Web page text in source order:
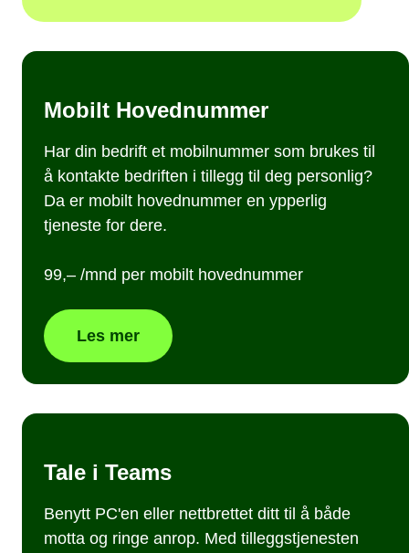
Mobilt Hovednummer
Har din bedrift et mobilnummer som brukes til
å kontakte bedriften i tillegg til deg personlig?
Da er mobilt hovednummer en ypperlig
tjeneste for dere.
99,– /mnd per mobilt hovednummer
Les mer
Tale i Teams
Benytt PC'en eller nettbrettet ditt til å både
motta og ringe anrop. Med tilleggstjenesten